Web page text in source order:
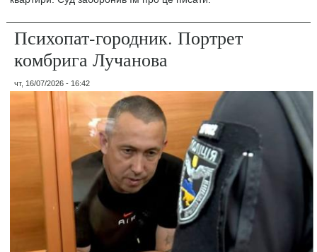
Психопат-городник. Портрет
комбрига Лучанова
чт, 16/07/2026 - 16:42